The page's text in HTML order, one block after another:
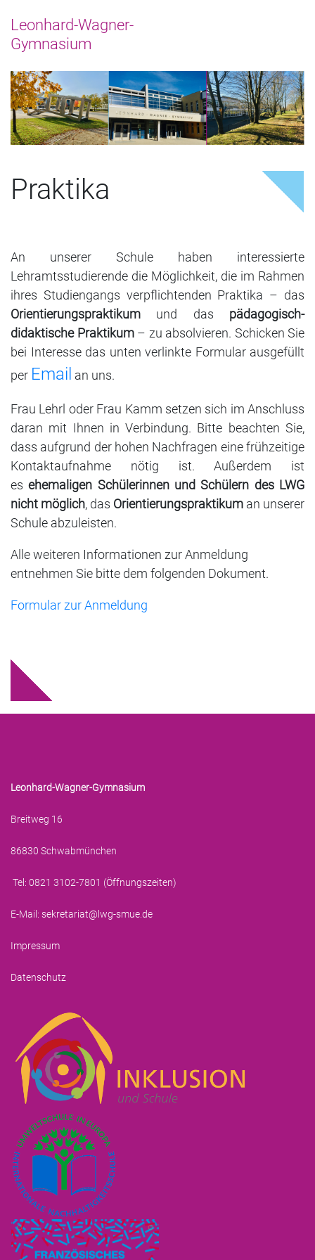
Praktika
An unserer Schule haben interessierte
Lehramtsstudierende die Möglichkeit, die im Rahmen
ihres Studiengangs verpflichtenden Praktika – das
Orientierungspraktikum und das pädagogisch-
didaktische Praktikum– zu absolvieren. Schicken Sie
bei Interesse das unten verlinkte Formular ausgefüllt
per Email an uns.
Frau Lehrl oder Frau Kamm setzen sich im Anschluss
daran mit Ihnen in Verbindung. Bitte beachten Sie,
dass aufgrund der hohen Nachfragen eine frühzeitige
Kontaktaufnahme nötig ist. Außerdem ist
esehemaligen Schülerinnen und Schülern des LWG
nicht möglich, das Orientierungspraktikum an unserer
Schule abzuleisten.
Alle weiteren Informationen zur Anmeldung
entnehmen Sie bitte dem folgenden Dokument.
Formular zur Anmeldung
Leonhard-Wagner-Gymnasium
Breitweg 16
86830 Schwabmünchen
Tel: 0821 3102-7801 (Öffnungszeiten)
E-Mail: sekretariat@lwg-smue.de
Impressum
Datenschutz